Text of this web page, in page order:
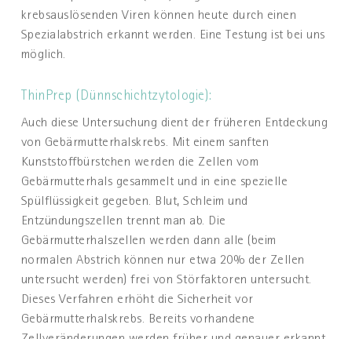
krebsauslösenden Viren können heute durch einen
Spezialabstrich erkannt werden. Eine Testung ist bei uns
möglich.
ThinPrep (Dünnschichtzytologie):
Auch diese Untersuchung dient der früheren Entdeckung
von Gebärmutterhalskrebs. Mit einem sanften
Kunststoffbürstchen werden die Zellen vom
Gebärmutterhals gesammelt und in eine spezielle
Spülflüssigkeit gegeben. Blut, Schleim und
Entzündungszellen trennt man ab. Die
Gebärmutterhalszellen werden dann alle (beim
normalen Abstrich können nur etwa 20% der Zellen
untersucht werden) frei von Störfaktoren untersucht.
Dieses Verfahren erhöht die Sicherheit vor
Gebärmutterhalskrebs. Bereits vorhandene